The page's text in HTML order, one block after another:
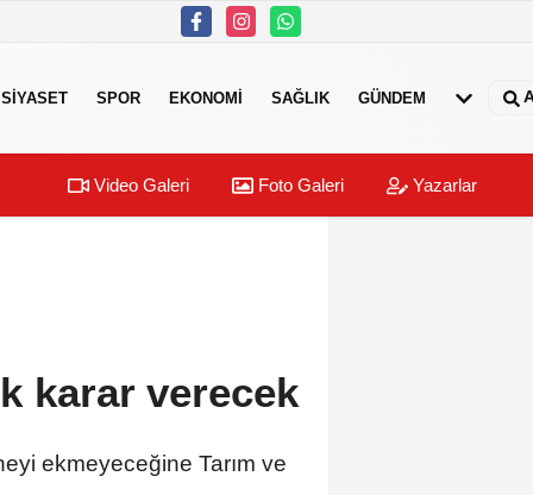
SIYASET SPOR EKONOMI SAĞLIK GÜNDEM
Video Galeri Foto Galeri Yazarlar
karar verecek
ekmeyeceğine Tarım ve